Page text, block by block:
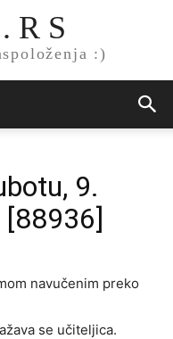
R S
:)
9.
navučenim preko
se učiteljica.